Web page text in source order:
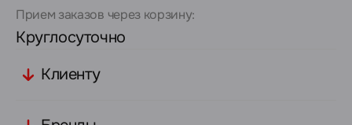
Прием заказов через корзину:
Круглосуточно
Клиенту